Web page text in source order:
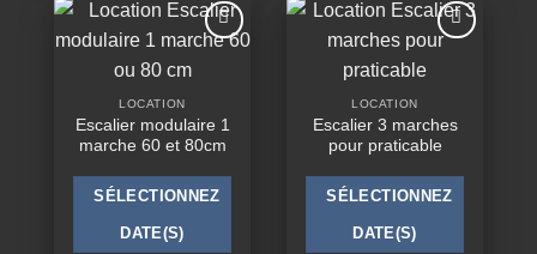
LOCATION
Escalier modulaire 1
marche 60 et 80cm
SÉLECTIONNEZ
DATE(S)
LOCATION
Escalier 3 marches
pour praticable
SÉLECTIONNEZ
DATE(S)